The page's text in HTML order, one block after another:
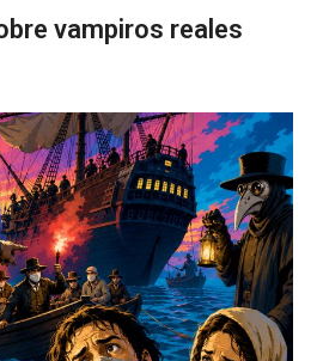
vampiros reales